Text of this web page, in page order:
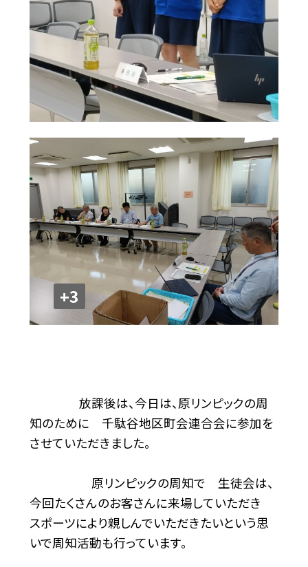
+3
放課後は、今日は、原リンピックの周
知のために 千駄谷地区町会連合会に参加を
させていただきました。
原リンピックの周知で 生徒会は、
今回たくさんのお客さんに来場していただき
スポーツにより親しんでいただきたいという思
いで周知活動も行っています。